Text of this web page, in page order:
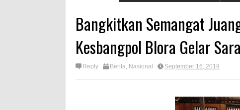
Bangkitkan Semangat
Kesbangpol Blora Gelar
Reply Berita, Nasional September 16, 2019